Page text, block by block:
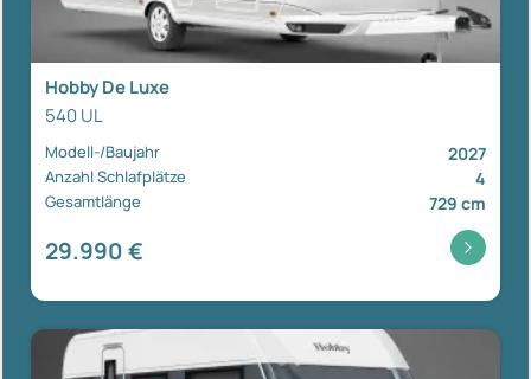
Hobby De Luxe
540 UL
Modell-/Baujahr 2027
Anzahl Schlafplätze 4
Gesamtlänge 729 cm
29.990 €